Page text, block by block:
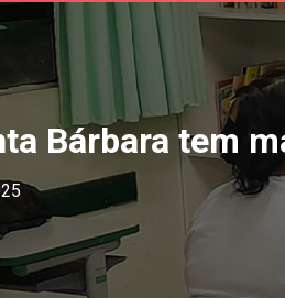
tem
Bárbara tem